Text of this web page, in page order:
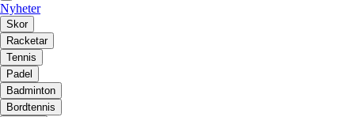
Nyheter
Skor
Racketar
Tennis
Padel
Badminton
Bordtennis